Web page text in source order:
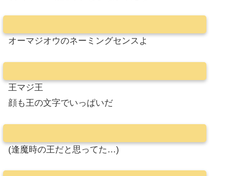
オーマジオウのネーミングセンスよ
王マジ王
顔も王の文字でいっぱいだ
(逢魔時の王だと思ってた…)